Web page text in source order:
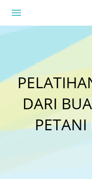
menu
DARI
PETANI